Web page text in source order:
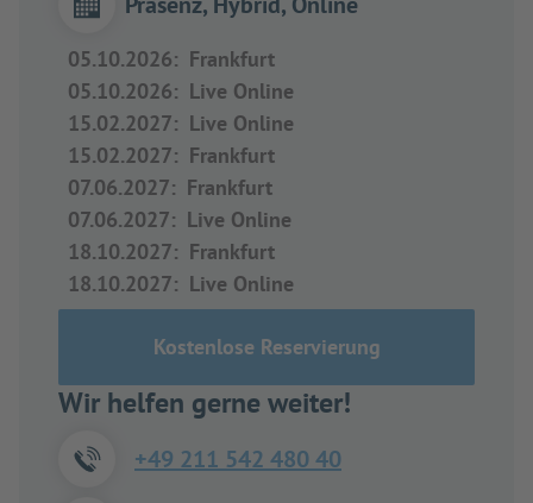
05.10.2026: Frankfurt
05.10.2026: Live Online
15.02.2027: Live Online
15.02.2027: Frankfurt
07.06.2027: Frankfurt
07.06.2027: Live Online
18.10.2027: Frankfurt
18.10.2027: Live Online
Kostenlose Reservierung
Wir helfen gerne weiter!
+49 211 542 480 40